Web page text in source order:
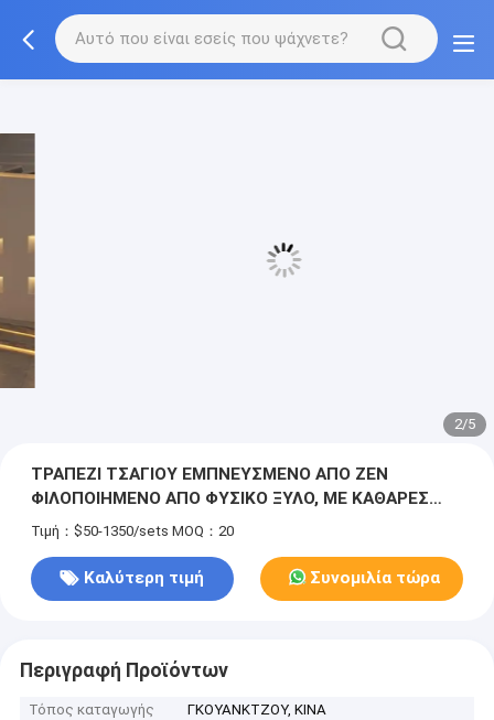
3/5
ΤΡΑΠΕΖΙ ΤΣΑΓΙΟΥ ΕΜΠΝΕΥΣΜΕΝΟ ΑΠΟ ΖΕΝ
ΦΙΛΟΠΟΙΗΜΕΝΟ ΑΠΟ ΦΥΣΙΚΟ ΞΥΛΟ, ΜΕ ΚΑΘΑΡΕΣ
ΓΡΑΜΜΕΣ ΠΟΥ ΣΥΜΠΛΗΡΩΝΟΥΝ ΤΣΑΓΙΟΥΜΕΝΑ ΜΕ
ΕΝΑ γαλήνιο κέντρο για αθόρυβα τελετουργικά τσάι
και οικεία ΣΥΓΚΕΝΤΡΩΣΗ
Τιμή：$50-1350/sets MOQ：20
Καλύτερη τιμή Συνομιλία τώρα
Περιγραφή Προϊόντων
Τόπος καταγωγής
ΓΚΟΥΑΝΚΤΖΟΥ, ΚΙΝΑ